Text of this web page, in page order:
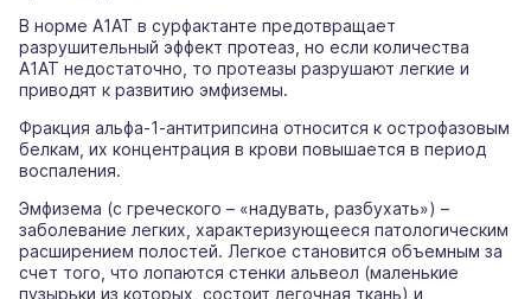
В норме А1АТ в сурфактанте предотвращает
разрушительный эффект протеаз, но если количества
А1АТ недостаточно, то протеазы разрушают легкие и
приводят к развитию эмфиземы.
Фракция альфа-1-антитрипсина относится к острофазовым
белкам, их концентрация в крови повышается в период
воспаления.
Эмфизема (с греческого – «надувать, разбухать») –
заболевание легких, характеризующееся патологическим
расширением полостей. Легкое становится объемным за
счет того, что лопаются стенки альвеол (маленькие
пузырьки из которых, состоит легочная ткань) и